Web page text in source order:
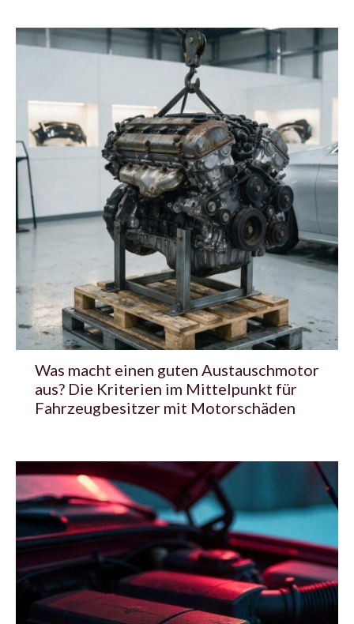
Was macht einen guten Austauschmotor
aus? Die Kriterien im Mittelpunkt für
Fahrzeugbesitzer mit Motorschäden